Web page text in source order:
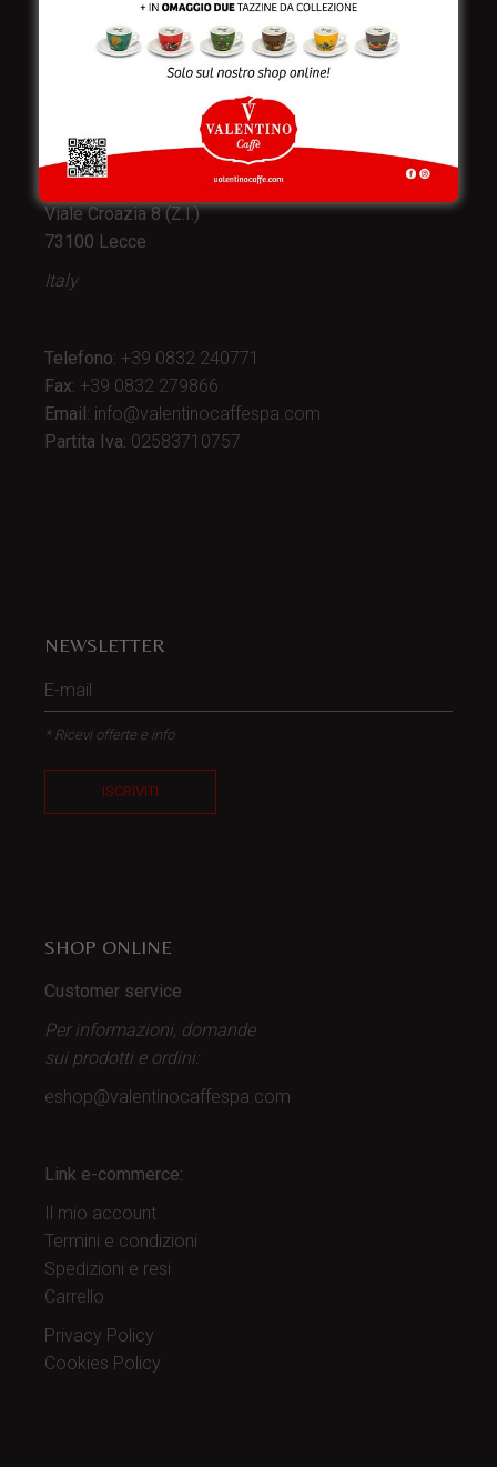
e produzione:
Viale Croazia 8 (Z.I.)
73100 Lecce
Italy
Telefono: +39 0832 240771
Fax: +39 0832 279866
Email: info@valentinocaffespa.com
Partita Iva: 02583710757
NEWSLETTER
* Ricevi offerte e info
ISCRIVITI
SHOP ONLINE
Customer service
Per informazioni, domande
sui prodotti e ordini:
eshop@valentinocaffespa.com
Link e-commerce:
Il mio account
Termini e condizioni
Spedizioni e resi
Carrello
Privacy Policy
Cookies Policy